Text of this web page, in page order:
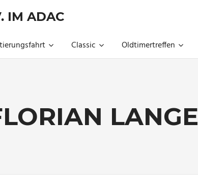
IM ADAC
Classic Oldtimertreffen
LANGE